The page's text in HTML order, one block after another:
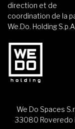
direction et de
coordination de la
We.Do. Holding
We Do Spaces
33080 Roveredo